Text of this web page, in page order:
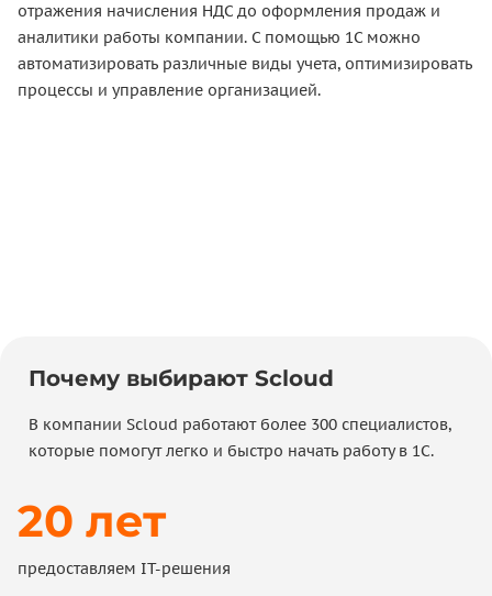
отражения начисления НДС до оформления продаж и
аналитики работы компании. С помощью 1С можно
автоматизировать различные виды учета, оптимизировать
процессы и управление организацией.
Почему выбирают Scloud
В компании Scloud работают более 300 специалистов,
которые помогут легко и быстро начать работу в 1С.
20 лет
предоставляем IT-решения